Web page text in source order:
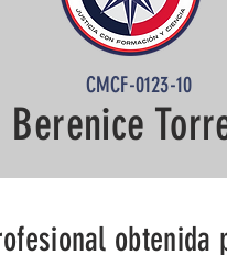
TALL TITLE
TALL TITLE
CMCF-0123-10
Berenice
obtenida